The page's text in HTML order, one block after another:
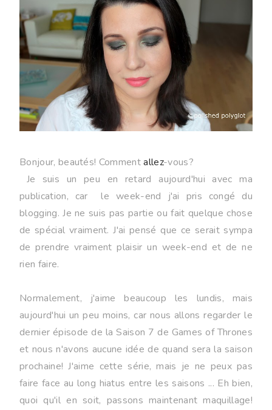
Bonjour, beautés! Commentallez-vous?
Je suis un peu en retard aujourd'hui avec ma
publication, car le week-end j'ai pris congé du
blogging. Je ne suis pas partie ou fait quelque chose
de spécial vraiment. J'ai pensé que ce serait sympa
de prendre vraiment plaisir un week-end et de ne
rien faire.
Normalement, j'aime beaucoup les lundis, mais
aujourd'hui un peu moins, car nous allons regarder le
dernier épisode de la Saison 7 de Games of Thrones
et nous n'avons aucune idée de quand sera la saison
prochaine! J'aime cette série, mais je ne peux pas
faire face au long hiatus entre les saisons ... Eh bien,
quoi qu'il en soit, passons maintenant maquillage!